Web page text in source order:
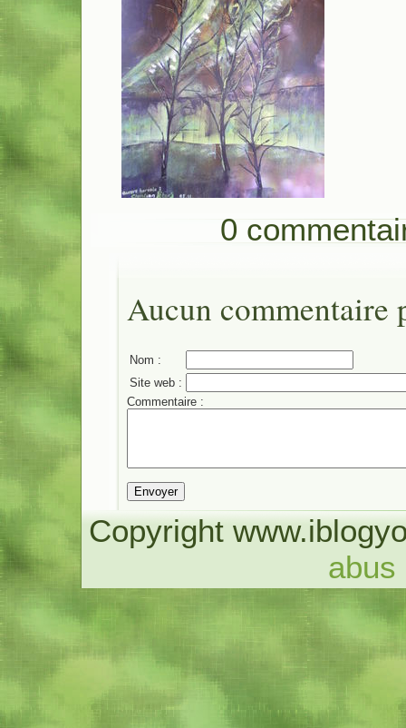
0
Aucun commentaire
Nom :
Site web :
Commentaire :
Copyright
abus